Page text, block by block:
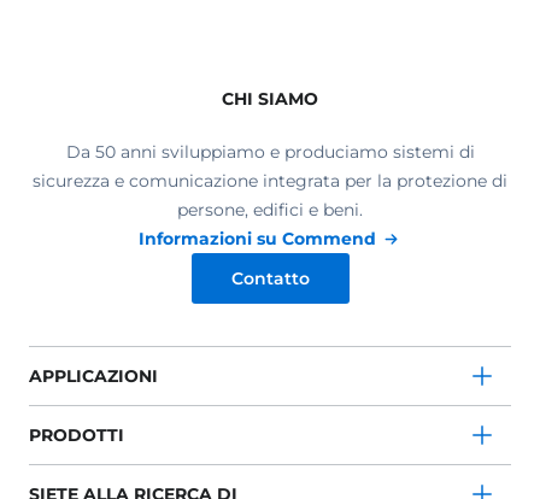
CHI SIAMO
Da 50 anni sviluppiamo e produciamo sistemi di
sicurezza e comunicazione integrata per la protezione di
persone, edifici e beni.
Informazioni su Commend
Contatto
APPLICAZIONI
PRODOTTI
SIETE ALLA RICERCA DI